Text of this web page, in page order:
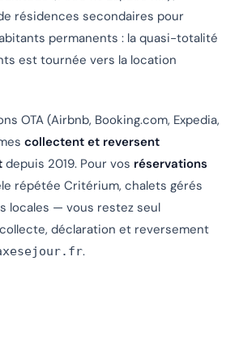
résidences secondaires pour
permanents : la quasi-totalité
est tournée vers la location
OTA (Airbnb, Booking.com, Expedia,
collectent et reversent
depuis 2019. Pour vos réservations
répétée Critérium, chalets gérés
locales — vous restez seul
déclaration et reversement
.